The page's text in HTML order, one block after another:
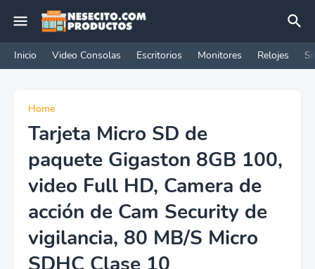
Inicio Video Consolas Escritorios Monitores Relojes
Home
Tarjeta Micro SD de
paquete Gigaston 8GB 100,
video Full HD, Camera de
acción de Cam Security de
vigilancia, 80 MB/S Micro